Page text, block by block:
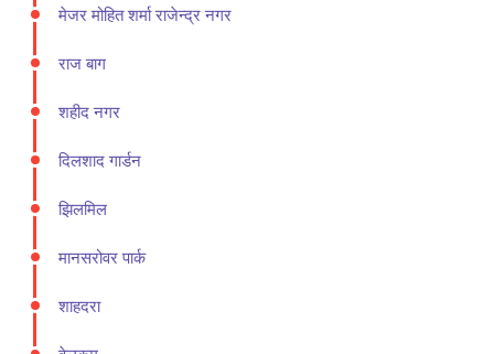
मे‌‌जर मोहित शर्मा राजेन्द्र नगर
राज बाग
शहीद नगर
दिलशाद गार्डन
झिलमिल
मानसरोवर पार्क
शाहदरा